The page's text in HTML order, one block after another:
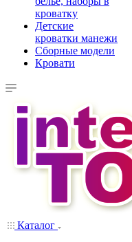
кроватку
Детские
кроватки манежи
Сборные модели
Кровати
Каталог